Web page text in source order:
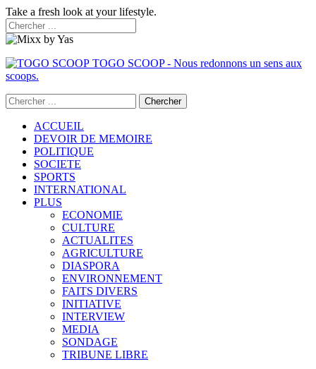
Take a fresh look at your lifestyle.
TOGO SCOOP - Nous redonnons un sens aux
scoops.
ACCUEIL
DEVOIR DE MEMOIRE
POLITIQUE
SOCIETE
SPORTS
INTERNATIONAL
PLUS
ECONOMIE
CULTURE
ACTUALITES
AGRICULTURE
DIASPORA
ENVIRONNEMENT
FAITS DIVERS
INITIATIVE
INTERVIEW
MEDIA
SONDAGE
TRIBUNE LIBRE